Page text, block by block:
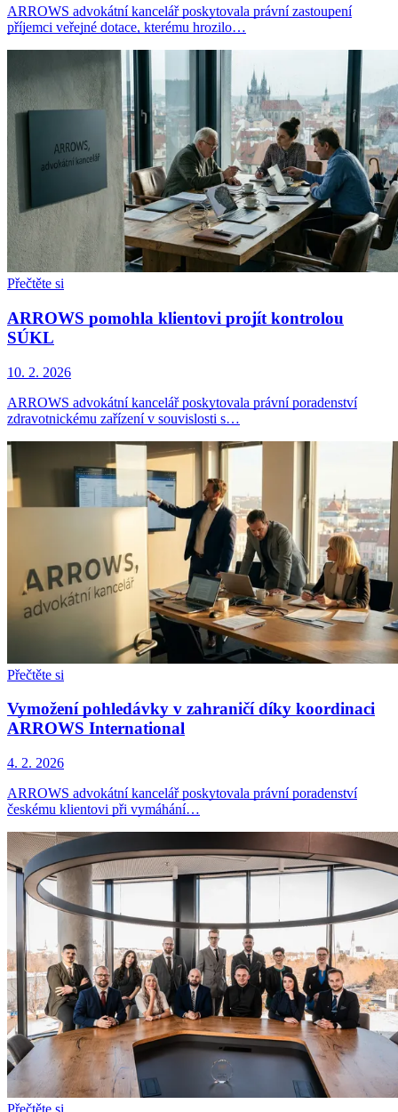
ARROWS advokátní kancelář poskytovala právní zastoupení
příjemci veřejné dotace, kterému hrozilo…
Přečtěte si
ARROWS pomohla klientovi projít kontrolou
SÚKL
10. 2. 2026
ARROWS advokátní kancelář poskytovala právní poradenství
zdravotnickému zařízení v souvislosti s…
Přečtěte si
Vymožení pohledávky v zahraničí díky koordinaci
ARROWS International
4. 2. 2026
ARROWS advokátní kancelář poskytovala právní poradenství
českému klientovi při vymáhání…
Přečtěte si